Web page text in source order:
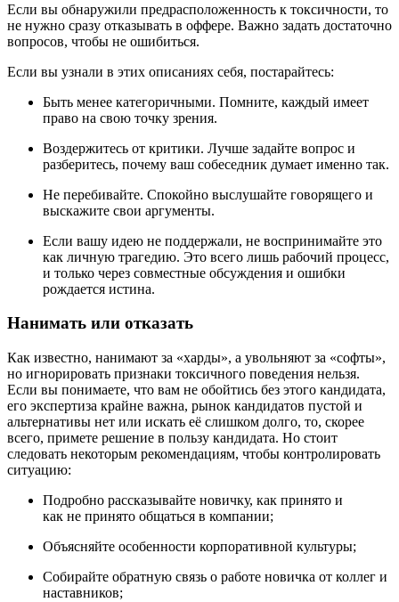
Если вы обнаружили предрасположенность к токсичности, то
не нужно сразу отказывать в оффере. Важно задать достаточно
вопросов, чтобы не ошибиться.
Если вы узнали в этих описаниях себя, постарайтесь:
Быть менее категоричными. Помните, каждый имеет
право на свою точку зрения.
Воздержитесь от критики. Лучше задайте вопрос и
разберитесь, почему ваш собеседник думает именно так.
Не перебивайте. Спокойно выслушайте говорящего и
выскажите свои аргументы.
Если вашу идею не поддержали, не воспринимайте это
как личную трагедию. Это всего лишь рабочий процесс,
и только через совместные обсуждения и ошибки
рождается истина.
Нанимать или отказать
Как известно, нанимают за «харды», а увольняют за «софты»,
но игнорировать признаки токсичного поведения нельзя.
Если вы понимаете, что вам не обойтись без этого кандидата,
его экспертиза крайне важна, рынок кандидатов пустой и
альтернативы нет или искать её слишком долго, то, скорее
всего, примете решение в пользу кандидата. Но стоит
следовать некоторым рекомендациям, чтобы контролировать
ситуацию:
Подробно рассказывайте новичку, как принято и
как не принято общаться в компании;
Объясняйте особенности корпоративной культуры;
Собирайте обратную связь о работе новичка от коллег и
наставников;